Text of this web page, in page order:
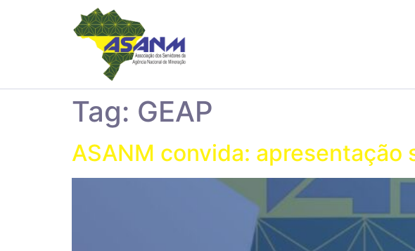
Tag: GEAP
ASANM convida: apresentação